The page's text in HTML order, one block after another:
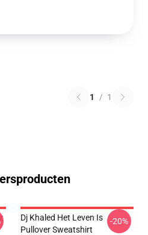
1 / 1
Dj Khaled Het Leven Is
Pullover Sweatshirt
-20%